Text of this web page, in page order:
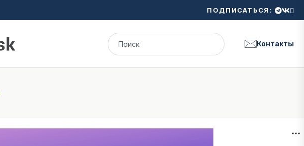
ПОДПИСАТЬСЯ:
Контакты